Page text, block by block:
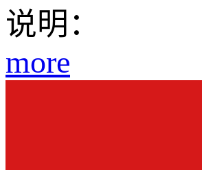
说明：
more